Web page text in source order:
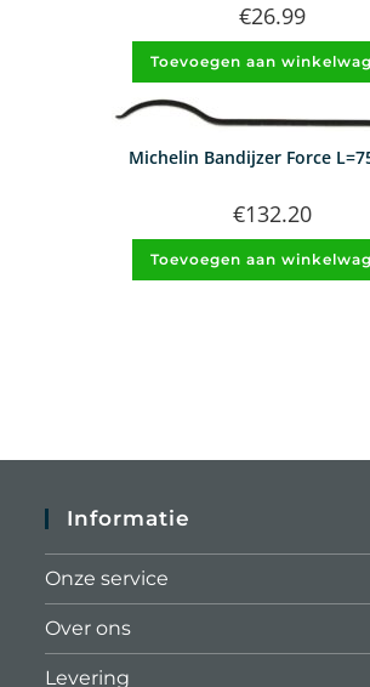
€26.99
Toevoegen aan
Michelin Bandijzer Force
€132.20
Toevoegen aan
Informatie
Onze service
Over ons
Levering